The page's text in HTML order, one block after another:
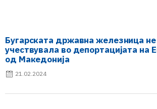
Бугарската државна железница не
учествувала во депортацијата на
од Македонија
21.02.2024